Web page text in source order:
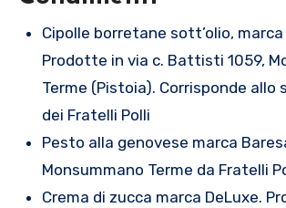
Cipolle borretane sott’olio, marca
Prodotte in via c. Battisti 1059,
Terme (Pistoia). Corrisponde allo
dei Fratelli Polli
Pesto alla genovese marca
Monsummano Terme da Fratelli
Crema di zucca marca DeLuxe.